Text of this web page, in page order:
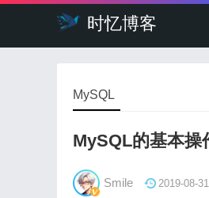
时忆博客
MySQL
MySQL的基本操
Smile 2019-08-